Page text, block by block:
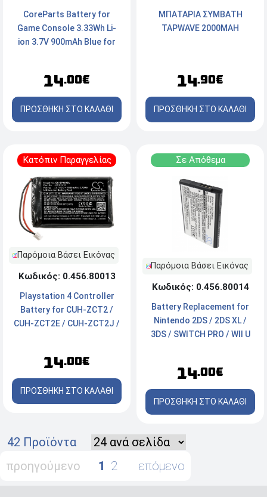
CoreParts Battery for
Game Console 3.33Wh Li-
ion 3.7V 900mAh Blue for
14.00€
ΠΡΟΣΘΗΚΗ ΣΤΟ ΚΑΛΑΘΙ
ΜΠΑΤΑΡΙΑ ΣΥΜΒΑΤΗ
TAPWAVE 2000MAH
14.90€
ΠΡΟΣΘΗΚΗ ΣΤΟ ΚΑΛΑΘΙ
Κατόπιν Παραγγελίας
Παρόμοια Βάσει Εικόνας
Κωδικός: 0.456.80013
Playstation 4 Controller
Battery for CUH-ZCT2 /
CUH-ZCT2E / CUH-ZCT2J /
14.00€
ΠΡΟΣΘΗΚΗ ΣΤΟ ΚΑΛΑΘΙ
Σε Απόθεμα
Παρόμοια Βάσει Εικόνας
Κωδικός: 0.456.80014
Battery Replacement for
Nintendo 2DS / 2DS XL /
3DS / SWITCH PRO / WII U
14.00€
ΠΡΟΣΘΗΚΗ ΣΤΟ ΚΑΛΑΘΙ
42 Προϊόντα
προηγούμενο
1 2 επόμενο